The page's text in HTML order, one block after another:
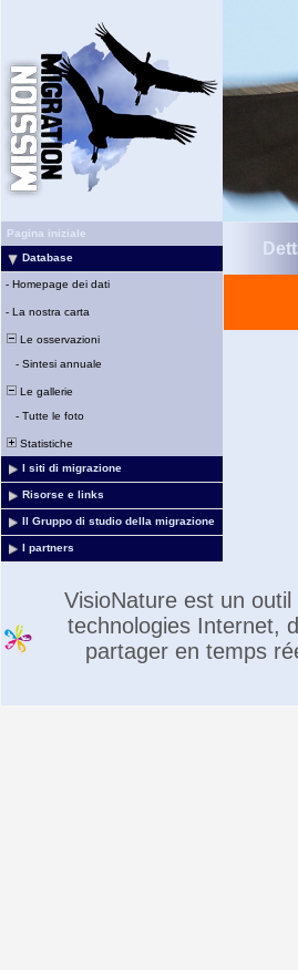
Pagina iniziale
Database
- Homepage dei dati
- La nostra carta
Le osservazioni
- Sintesi annuale
Le gallerie
- Tutte le foto
Statistiche
I siti di migrazione
Risorse e links
Il Gruppo di studio della migrazione
I partners
VisioNature est un
technologies Internet,
partager en temps